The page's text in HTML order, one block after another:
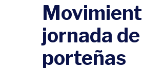
jornada
porteñas